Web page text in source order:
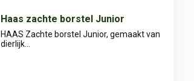
Haas zachte borstel Junior
HAAS Zachte borstel Junior, gemaakt van
dierlijk...